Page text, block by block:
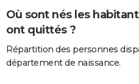
Où sont nés les
ont quittés ?
Répartition des personnes
département de naissance.